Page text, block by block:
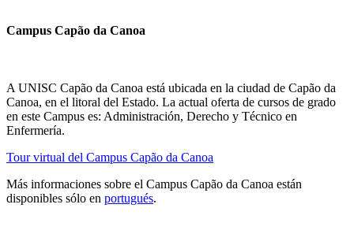
Campus Capão da Canoa
A UNISC Capão da Canoa está ubicada en la ciudad de Capão da
Canoa, en el litoral del Estado. La actual oferta de cursos de grado
en este Campus es: Administración, Derecho y Técnico en
Enfermería.
Tour virtual del Campus Capão da Canoa
Más informaciones sobre el Campus Capão da Canoa están
disponibles sólo en portugués.